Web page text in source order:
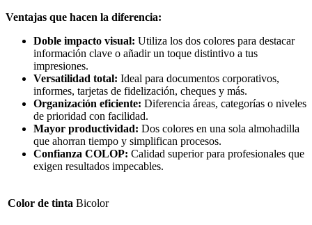
Ventajas que hacen la diferencia:
Doble impacto visual: Utiliza los dos colores para destacar
información clave o añadir un toque distintivo a tus
impresiones.
Versatilidad total: Ideal para documentos corporativos,
informes, tarjetas de fidelización, cheques y más.
Organización eficiente: Diferencia áreas, categorías o niveles
de prioridad con facilidad.
Mayor productividad: Dos colores en una sola almohadilla
que ahorran tiempo y simplifican procesos.
Confianza COLOP: Calidad superior para profesionales que
exigen resultados impecables.
Color de tinta Bicolor